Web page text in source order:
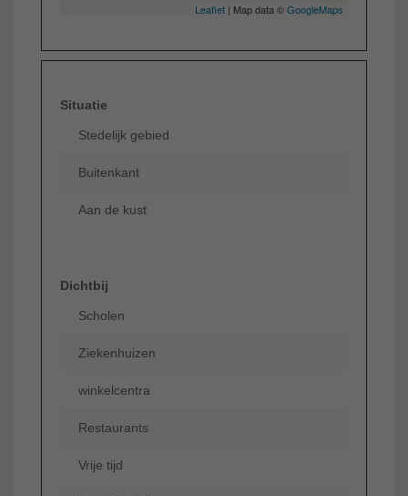
Leaflet | Map data ©GoogleMaps
Situatie
Stedelijk gebied
Buitenkant
Aan de kust
Dichtbij
Scholen
Ziekenhuizen
winkelcentra
Restaurants
Vrije tijd